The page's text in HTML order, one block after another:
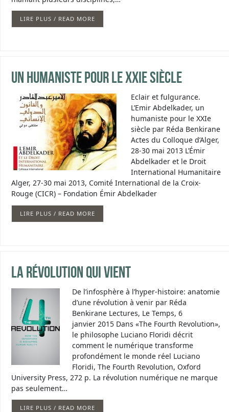
LIRE PLUS / READ MORE
Un humaniste pour le XXIe siècle
Eclair et fulgurance.
L’Emir Abdelkader, un
humaniste pour le XXIe
siècle par Réda Benkirane
Actes du Colloque d’Alger,
28-30 mai 2013 L’Émir
Abdelkader et le Droit
International Humanitaire
Alger, 27-30 mai 2013, Comité International de la Croix-
Rouge (CICR) – Fondation Émir Abdelkader
LIRE PLUS / READ MORE
La révolution qui vient
De l’infosphère à l’hyper-histoire: anatomie
d’une révolution à venir par Réda
Benkirane Lectures, Le Temps, 6
janvier 2015 Dans «The Fourth Revolution»,
le philosophe Luciano Floridi décrit
comment le numérique transforme
profondément le monde réel Luciano
Floridi, The Fourth Revolution, Oxford
University Press, 272 p. La révolution numérique ne marque
pas seulement…
LIRE PLUS / READ MORE